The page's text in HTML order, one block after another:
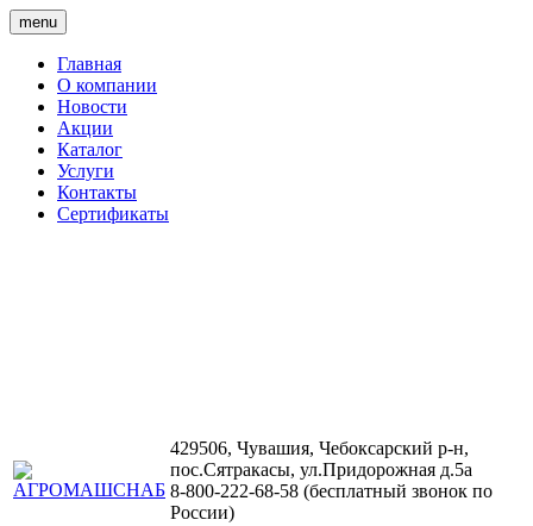
menu
Главная
О компании
Новости
Акции
Каталог
Услуги
Контакты
Сертификаты
429506, Чувашия, Чебоксарский р-н,
пос.Сятракасы, ул.Придорожная д.5а
8-800-222-68-58 (бесплатный звонок по
России)